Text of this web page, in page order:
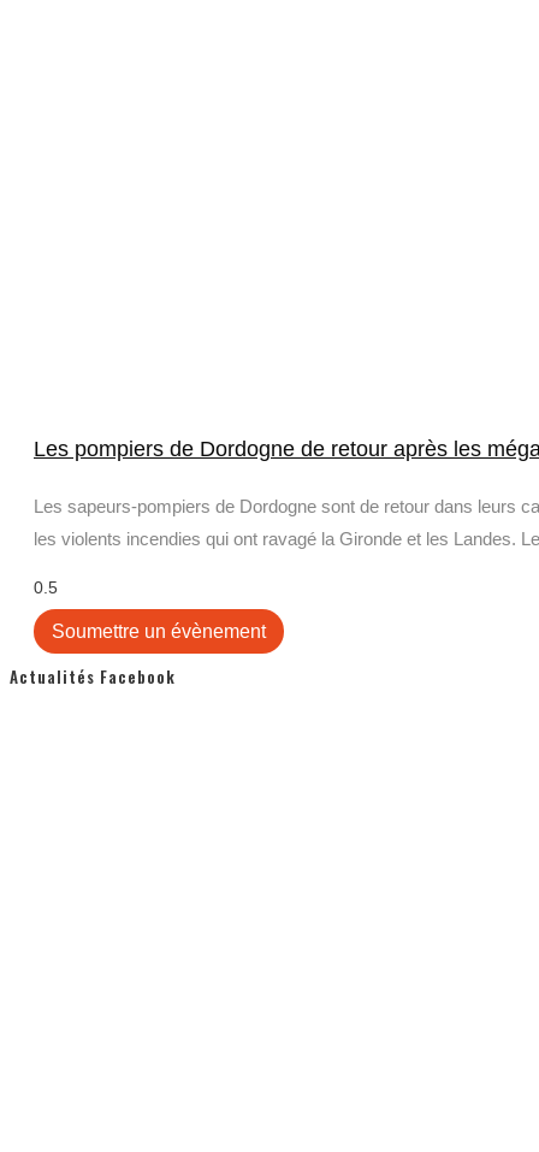
Les pompiers de Dordogne de retour après les
Les sapeurs-pompiers de Dordogne sont de retour dans leurs
les violents incendies qui ont ravagé la Gironde et les Landes.
Soumettre un évènement
Actualités Facebook